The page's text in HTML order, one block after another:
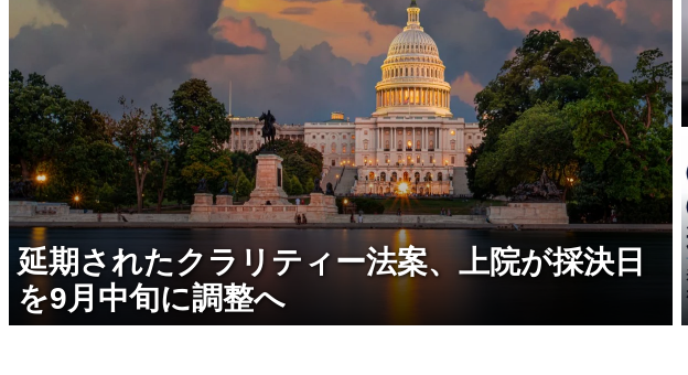
延期されたクラリティー法案、上院が採決日
を9月中旬に調整へ